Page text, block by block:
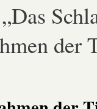
der